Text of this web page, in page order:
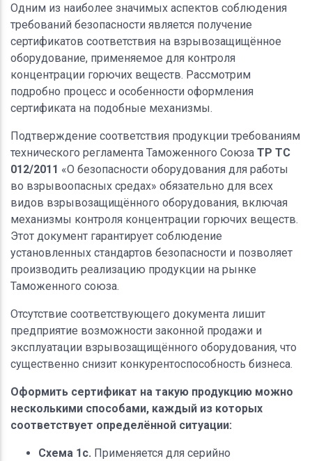
Одним из наиболее значимых аспектов соблюдения
требований безопасности является получение
сертификатов соответствия на взрывозащищённое
оборудование, применяемое для контроля
концентрации горючих веществ. Рассмотрим
подробно процесс и особенности оформления
сертификата на подобные механизмы.
Подтверждение соответствия продукции требованиям
технического регламента Таможенного Союза ТР ТС
012/2011 «О безопасности оборудования для работы
во взрывоопасных средах» обязательно для всех
видов взрывозащищённого оборудования, включая
механизмы контроля концентрации горючих веществ.
Этот документ гарантирует соблюдение
установленных стандартов безопасности и позволяет
производить реализацию продукции на рынке
Таможенного союза.
Отсутствие соответствующего документа лишит
предприятие возможности законной продажи и
эксплуатации взрывозащищённого оборудования, что
существенно снизит конкурентоспособность бизнеса.
Оформить сертификат на такую продукцию можно
несколькими способами, каждый из которых
соответствует определённой ситуации:
Схема 1с. Применяется для серийно